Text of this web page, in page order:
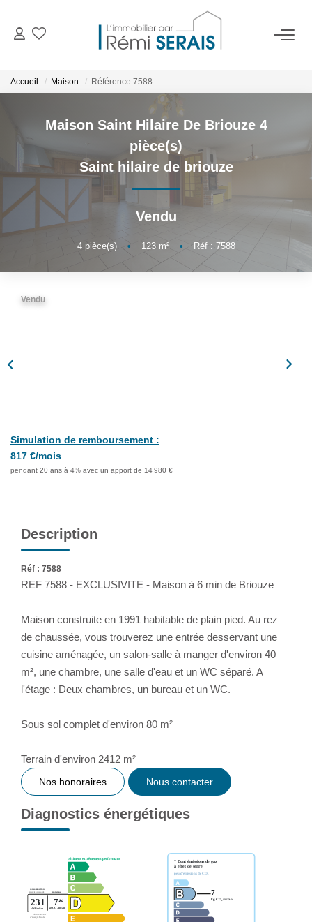
LOUER
VENDRE
BIENS VENDUS
ADMINISTRATION DE BIENS
Gestion
Accueil Maison Référence 7588
Maison Saint Hilaire De Briouze 4
pièce(s)
Saint hilaire de briouze
Vendu
4pièce(s) • 123m² • Réf : 7588
Vendu
Simulation de remboursement :
817 €/mois
pendant 20 ans à 4% avec un apport de 14 980 €
Description
Réf : 7588
REF 7588 - EXCLUSIVITE - Maison à 6 min de Briouze
Maison construite en 1991 habitable de plain pied. Au rez
de chaussée, vous trouverez une entrée desservant une
cuisine aménagée, un salon-salle à manger d'environ 40
m², une chambre, une salle d'eau et un WC séparé. A
l'étage : Deux chambres, un bureau et un WC.
Sous sol complet d'environ 80 m²
Terrain d'environ 2412 m²
Nos honoraires Nous contacter
Diagnostics énergétiques